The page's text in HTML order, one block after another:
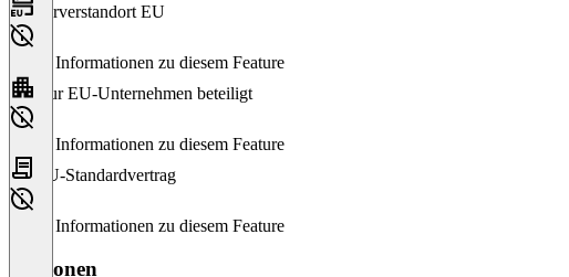
Serverstandort EU
Keine Informationen zu diesem Feature
Nur EU-Unternehmen beteiligt
Keine Informationen zu diesem Feature
EU-Standardvertrag
Keine Informationen zu diesem Feature
Versionen